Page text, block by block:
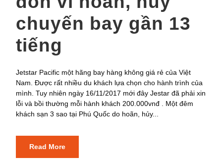
chuyến bay gần 13
tiếng
Jetstar Pacific một hãng bay hàng không giá rẻ của Việt
Nam. Được rất nhiều du khách lựa chọn cho hành trình của
mình. Tuy nhiên ngày 16/11/2017 mới đây Jestar đã phải xin
lỗi và bồi thường mỗi hành khách 200.000vnđ . Một đêm
khách sạn 3 sao tại Phú Quốc do hoãn, hủy...
Read More